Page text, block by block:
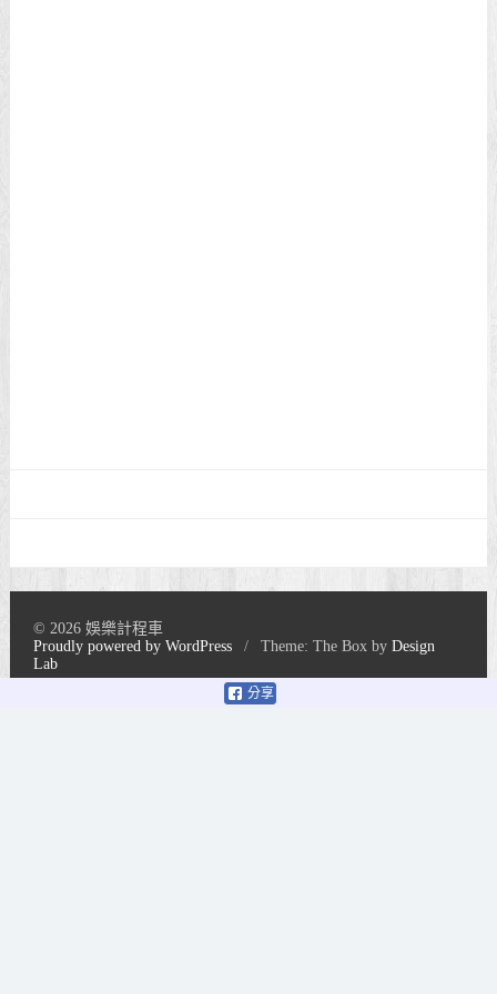
分享
© 2026 娛樂計程車
Proudly powered by WordPress
/ Theme: The Box byDesign
Lab